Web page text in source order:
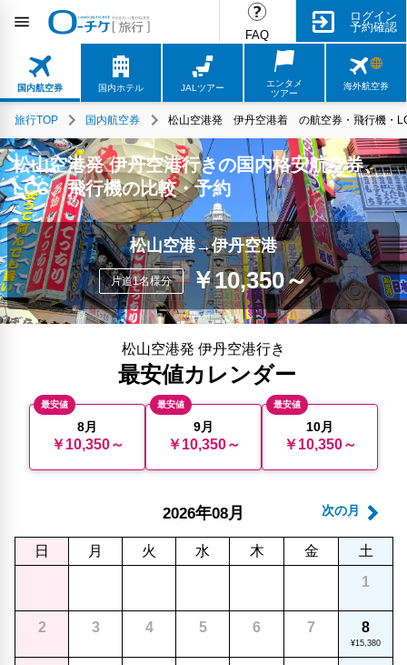
FAQ
ログイン
予約確認
国内航空券 国内ホテル JALツアー
エンタメ
ツアー
海外航空券
旅行TOP 国内航空券 松山空港発 伊丹空港着 の航空券・飛行機・
松山空港発 伊丹空港行きの国内格安航空券、
LCC、飛行機の比較・予約
松山空港→伊丹空港
片道1名様分 ￥10,350～
松山空港発 伊丹空港行き
最安値カレンダー
最安値
8月
￥10,350～
最安値
9月
￥10,350～
最安値
10月
￥10,350～
次の月
2026年08月
日 月 火 水 木 金
土
1
2 3 4 5 6 7 8
¥15,380